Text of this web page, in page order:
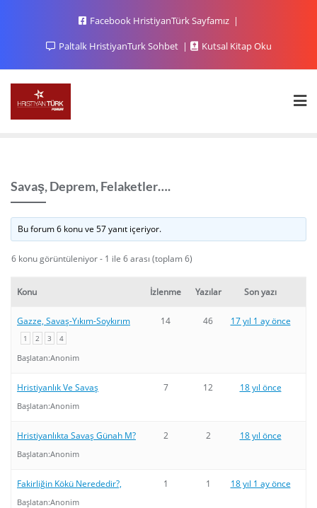
Facebook HristiyanTürk Sayfamız
Paltalk HristiyanTurk Sohbet
Kutsal Kitap Oku
Savaş, Deprem, Felaketler….
Bu forum 6 konu ve 57 yanıt içeriyor.
6 konu görüntüleniyor - 1 ile 6 arası (toplam 6)
Konu İzlenme Yazılar Son yazı
Gazze, Savaş-Yıkım-Soykırım
1 2 3 4
Başlatan:Anonim
14 46 17 yıl 1 ay önce
Hristiyanlık Ve Savaş
Başlatan:Anonim
7 12 18 yıl önce
Hristiyanlıkta Savaş Günah M?
Başlatan:Anonim
2 2 18 yıl önce
Fakirliğin Kökü Nerededir?,
Başlatan:Anonim
1 1 18 yıl 1 ay önce